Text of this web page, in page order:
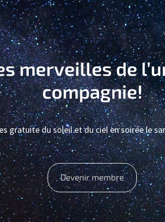
merveilles de
compagnie!
gratuite du soleil et du ciel en soirée le
Devenir membre